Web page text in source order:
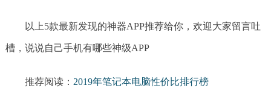
以上5款最新发现的神器APP推荐给你，欢迎大家留言吐
槽，说说自己手机有哪些神级APP
推荐阅读： 2019年笔记本电脑性价比排行榜